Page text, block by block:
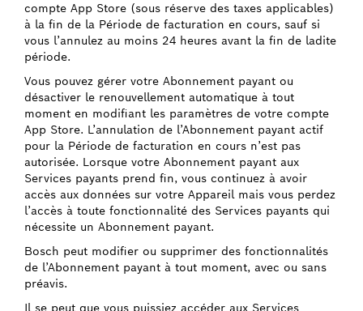
compte App Store (sous réserve des taxes applicables)
à la fin de la Période de facturation en cours, sauf si
vous l’annulez au moins 24 heures avant la fin de ladite
période.
Vous pouvez gérer votre Abonnement payant ou
désactiver le renouvellement automatique à tout
moment en modifiant les paramètres de votre compte
App Store. L’annulation de l’Abonnement payant actif
pour la Période de facturation en cours n’est pas
autorisée. Lorsque votre Abonnement payant aux
Services payants prend fin, vous continuez à avoir
accès aux données sur votre Appareil mais vous perdez
l’accès à toute fonctionnalité des Services payants qui
nécessite un Abonnement payant.
Bosch peut modifier ou supprimer des fonctionnalités
de l’Abonnement payant à tout moment, avec ou sans
préavis.
Il se peut que vous puissiez accéder aux Services